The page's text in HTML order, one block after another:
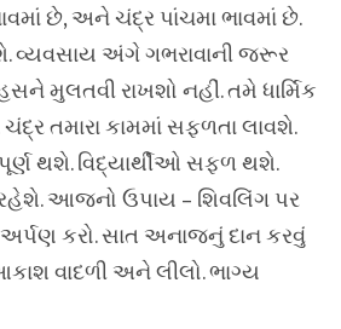
છે, અને ચંદ્ર પાંચમા ભાવમાં છે.
વ્યવસાય અંગે ગભરાવાની જરૂર
મુલતવી રાખશો નહીં. તમે ધાર્મિક
તમારા કામમાં સફળતા લાવશે.
પૂર્ણ થશે. વિદ્યાર્થીઓ સફળ થશે.
રહેશે. આજનો ઉપાય – શિવલિંગ પર
કરો. સાત અનાજનું દાન કરવું
વાદળી અને લીલો. ભાગ્ય